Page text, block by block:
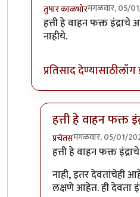
तुषार काळभोरमंगळवार, 05/
In reply toफोटो
हत्ती हे वाहन फक्त
नाहीये.
प्रतिसाद देण्यासाठीलॉग
हत्ती हे वाहन फक्त
प्रचेतसमंगळवार, 05/01/
In reply toइंद्र?by
हत्ती हे वाहन फक्त
नाही, इतर देवतांचेही
लक्षणे आहेत. ही देवता